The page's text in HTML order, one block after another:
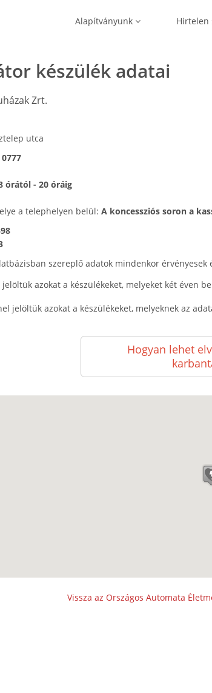
Alapítványunk Hirtelen
készülék adatai
Zrt.
utca
órától - 20 óráig
a telephelyen belül: A koncessziós soron a
szereplő adatok mindenkor érvényesek
jelöltük azokat a készülékeket, melyeket két éven
jelöltük azokat a készülékeket, melyeknek az
Hogyan lehet
Vissza az Országos Automata